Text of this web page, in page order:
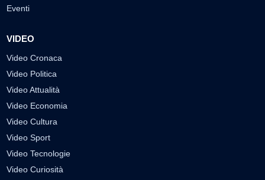
Eventi
VIDEO
Video Cronaca
Video Politica
Video Attualità
Video Economia
Video Cultura
Video Sport
Video Tecnologie
Video Curiosità